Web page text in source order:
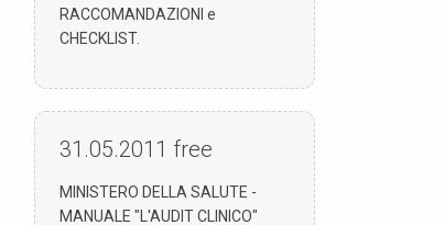
RACCOMANDAZIONI e
CHECKLIST.
31.05.2011 free
MINISTERO DELLA SALUTE -
MANUALE "L'AUDIT CLINICO"